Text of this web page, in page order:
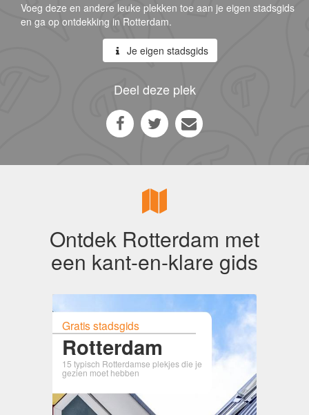
Voeg deze en andere leuke plekken toe aan je eigen stadsgids
en ga op ontdekking in Rotterdam.
Je eigen stadsgids
Deel deze plek
Ontdek Rotterdam met
een kant-en-klare gids
Gratis stadsgids
Rotterdam
15 typisch Rotterdamse plekjes die je
gezien moet hebben